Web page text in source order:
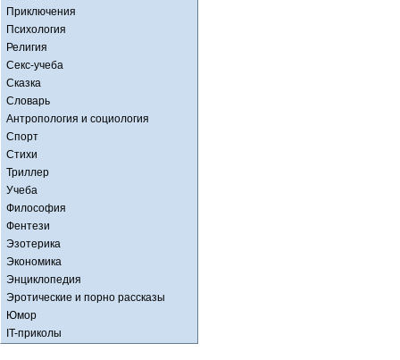
Приключения
Психология
Религия
Секс-учеба
Сказка
Словарь
Антропология и социология
Спорт
Стихи
Триллер
Учеба
Философия
Фентези
Эзотерика
Экономика
Энциклопедия
Эротические и порно рассказы
Юмор
IT-приколы